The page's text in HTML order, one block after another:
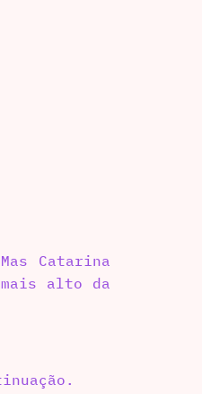
Catarina
mais alto da